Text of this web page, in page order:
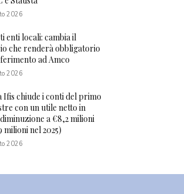
2026
enti locali: cambia il
che renderà obbligatorio
ad Amco
2026
Ifis chiude i conti del primo
con un utile netto in
a €8,2 milioni
milioni nel 2025)
2026